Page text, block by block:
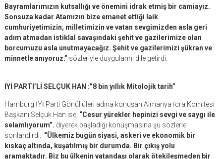
Bayramlarımızın kutsallığı ve önemini idrak etmiş bir camiayız.
Sonsuza kadar Atamızın bize emanet ettiği laik
cumhuriyetimizin, milletimizin ve vatan sevgimizden asla geri
adım atmadan istiklal savaşındaki şehit ve gazilerimize olan
borcumuzu asla unutmayacağız. Şehit ve gazilerimizi şükran ve
minnetle anıyoruz.” sözleriyle duygularını dile getirdi.
İYİ PARTİ’Lİ SELÇUK HAN :”8 bin yıllık Mitolojik tarih”
Hamburg İYİ Parti Gönüllüleri adına konuşan Almanya İcra Komitesi
Başkanı Selçuk Han ise, “Cesur yürekler hepinizi sevgi ve saygı ile
selamlıyorum”. diyerek başladığı konuşmasına şu sözlerle
sonlandırdı: “Ülkemiz bugün siyasi, askeri ve ekonomik bir
kıskaç altında, kuşatılmış bir durumda. Bir çıkış yolu
aramaktadır. Biz bu ülkenin vatandaşı olarak ötekileşmeden bir